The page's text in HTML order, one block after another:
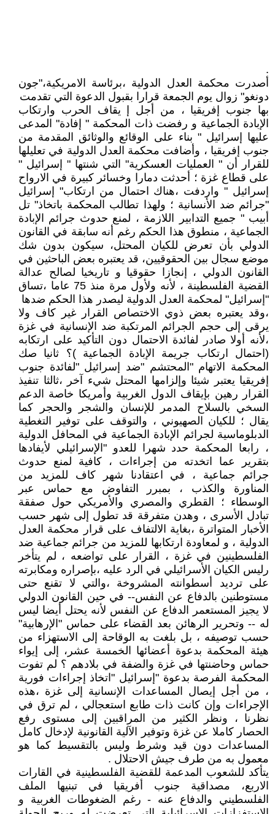
.
أصدرت محكمة العدل الدولية ،برئاسة الامريكية،"جون
دونغو" زوال يوم الجمعة قرارا بقبول الدعوة التي تقدمت
بها جنوب إفريقيا ، من أجل إ يقاف الحرب وارتكاب
الإبادة الجماعية و رفضت ذات المحكمة " إفادة" المدعى
عليها إسرائيل " بناء على الوقائع والوثائق المقدمة من
جنوب إفريقيا ، وأضافت محكمة العدل الدولية في تعليلها
للقرار أن " العمليات العسكرية" التي شنتها " إسرائيل "
على قطاع غزة ؛ أحدثت دمارا وخسائر كبيرة في الارواح
إسرائيل " واردفت ،هناك احتمال من ارتكاب" إسرائيل
"جرائم ضد الأنسانية ؛ ولهذا تطالب المحكمة باتخاذ" تل
أبيب " جميع التدابير اللازمة ، لمنع حدوث جرائم الإبادة
الجماعية ، منطوق هذا الحكم رغم أنه سابقة في القانون
الدولي بأن تعرض للكيان المحتل، سيكون بدون شك
موضع سجال بين الحقوقيين، قد يعتبره بعض الباحثين في
القانون الدولي ، إنجازا حقوقيا و تاريخيا لصالح عدالة
القضية الفلسطينة ، لأنه ولأول مرة منذ 75 عاما ،تساق
"إسرائيل" لمحكمة العدل الدولية ليصدر هذا الحكم ضدها
،وقد يعتبره بعض ذوي الاختصاص القرار غير كاف ولا
يرقى إلى حجم الجرائم المرتكبة ضد الإنسانية في غزة
،لأنه أولا صادر لفائدة الاحتمال دون التأكيد على ارتكابه
(احتمال ارتكاب جريمة الإبادة الجماعية )؟ ثانيا صك
المحكمة الاتهام "المحتشم "ضد إسرائيل "لفائدة جنوب
إفريقيا يعتبر شيئا وإلزامها المحتل شيء آخر ،ثالثا تنفيذ
القرار رهين بإيقاف الدول الغربية وأمريكا خاصة الدعم
السخي بالسلاح المدمر للإنسان والشجر والحجر كما
يقال ؛ للكيان الصهيوني ، والتوقف على توفير التغطية
الدبلوماسية لجرائم الإبادة الجماعية في المحافل الدولية
، رابعا المحكمة حدد شهرا للعدو "الإسرائيلي لأيفادها
بتقرير عما اتخدته من إجراءات ، كافية لمنع حدوث
جرائم جماعية ، في اعتقادنا شهر كاف للمزيد من
المناورة والكذب ، بمبرر التفاوض مع حماس عبر
الوسطاء ؛ القطري والمصري والأمريكي حول صفقة
تبادل الأسرى ، وهدن متفرقة قد تطول إلى شهر حسب
الأخبار المتواترة ،بغاية الالتفاف على قرار محكمة العدل
الدولية ، و لمعاودة ارتكابها للمزيد من جرائم جماعية ضد
الفلسطينين في غزة ، القرار على تواضعه ، لم يتأخر
رليس الكيان الأسرائيلي في الرد عليه ،بإصراره ومكابرته
على ترديد أسطوانته المشروخة ،والتي لا تقنع حتى
مستوطنين بالدفاع عن النفس-- في حين القانون الدولي
لا يجيز المستعمر الدفاع عن النفس لأنه يحتل أيضا ليس
له -- وتحرير الرهائن بعد القضاء على حماس "الإرهابية"
حسب توصيفه ، بل بلغت به الوقاحة إلى الاستهزاء من
هيئة المحكمة بدعوة أعضائها الخمسة عشر، إلى إيواء
حماس وحاضنتها في غزة والضفة في بلادهم ؟ لم تفوت
المحكمة الفرصة بدعوة "إسرائيل "اتخاذ إجراءات فورية
، من أجل إيصال المساعدات الإنسانية إلى غزة ،هذه
الإجراءات وإن كانت ذات طابع استعجالي ، لم ترق في
نظرنا ، ونظر الكثير من المراقبين إلى مستوى رفع
الحصار كاملا عن غزة وتوفير الآلية القانونية لإدخال كامل
المساعدات دون قيد وشرط وليس بالتقسيط كما هو
معمول به من طرف جيش الاحتلال .
يتأكد للشعوب المدعمة للقضية الفلسطينية في القارات
الاربع، مصداقية جنوب أفريقيا في تبنيها الملف
الفلسطيني والدفاع عنه - رغم الضغوطات الغربية و